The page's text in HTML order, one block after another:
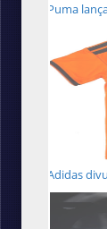
Puma
Adidas